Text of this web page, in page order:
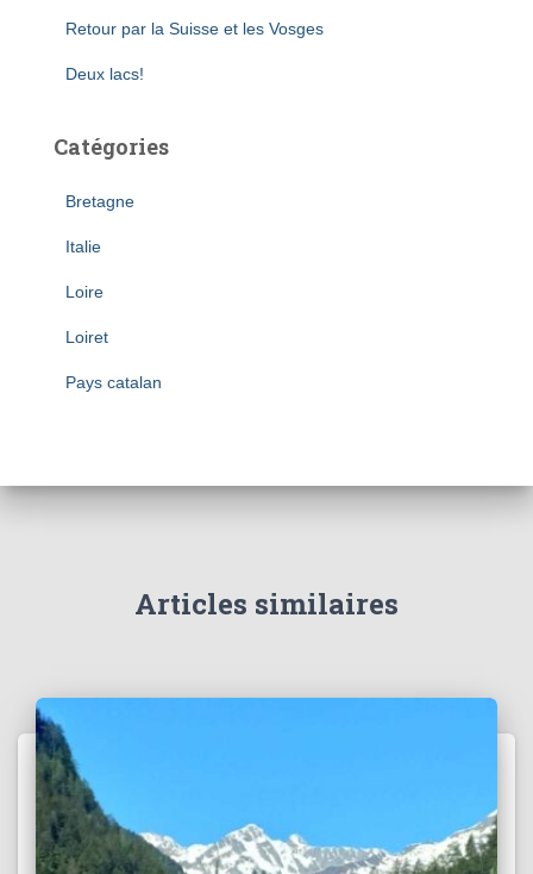
Retour par la Suisse et les Vosges
Deux lacs!
Catégories
Bretagne
Italie
Loire
Loiret
Pays catalan
Articles similaires